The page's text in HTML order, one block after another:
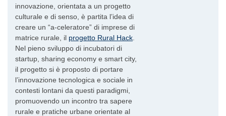
innovazione, orientata a un progetto
culturale e di senso, è partita l’idea di
creare un “a-celeratore” di imprese di
matrice rurale, il progetto Rural Hack
Nel pieno sviluppo di incubatori di
startup, sharing economy e smart city,
il progetto si è proposto di portare
l’innovazione tecnologica e sociale in
contesti lontani da questi paradigmi,
promuovendo un incontro tra sapere
rurale e pratiche urbane orientate al